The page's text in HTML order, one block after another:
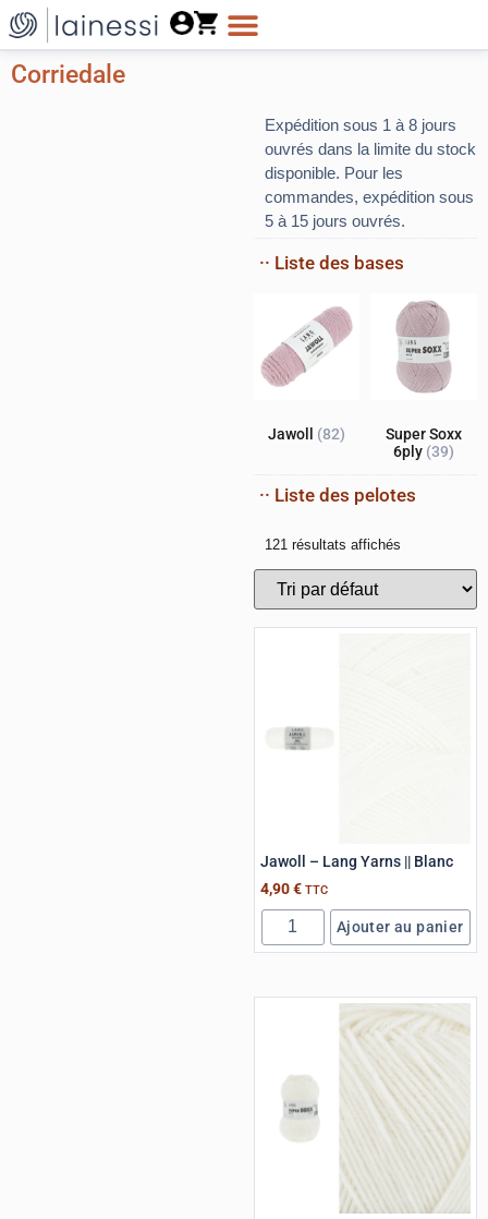
Corriedale
Expédition sous 1 à 8 jours
ouvrés dans la limite du stock
disponible. Pour les
commandes, expédition sous
5 à 15 jours ouvrés.
·· Liste des bases
Jawoll (82)
Super Soxx
6ply (39)
·· Liste des pelotes
121 résultats affichés
Jawoll – Lang Yarns || Blanc
4,90€ TTC
Ajouter au panier